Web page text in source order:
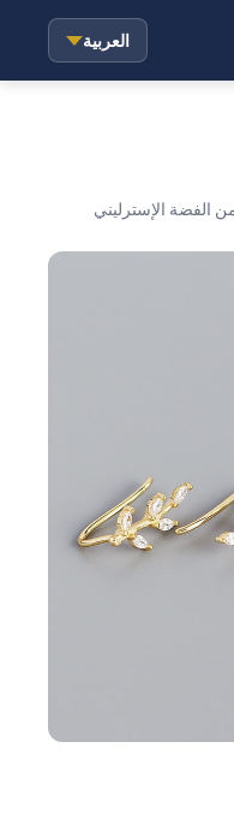
العربية
الفضة الإسترليني